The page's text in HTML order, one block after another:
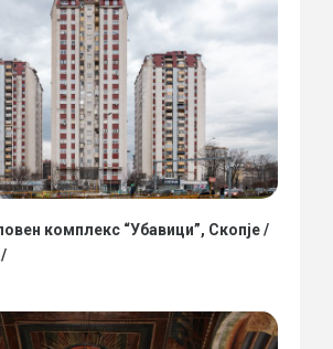
комплекс “Убавици”, Скопје /